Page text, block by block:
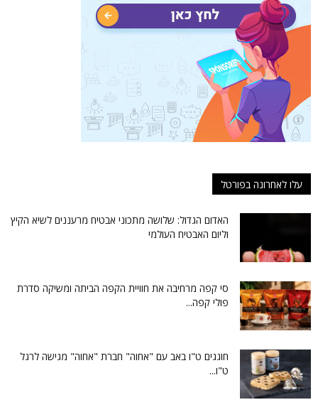
עלו לאחרונה בפורטל
האדום הגדול: שלושה מתכוני אבטיח מרעננים לשיא הקיץ
וליום האבטיח העולמי
סי קפה מרחיבה את חוויית הקפה הביתה ומשיקה סדרת
פולי קפה...
חוגגים ט"ו באב עם "אחוה" חברת "אחוה" מגישה לרגל
ט"ו...